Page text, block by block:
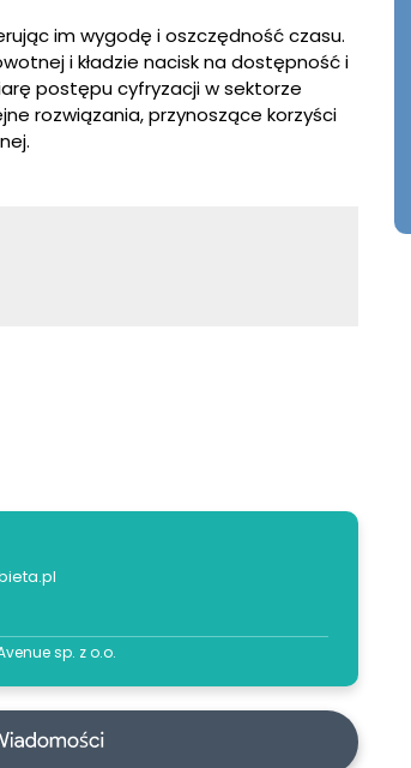
im wygodę i oszczędność czasu.
i kładzie nacisk na dostępność i
postępu cyfryzacji w sektorze
rozwiązania, przynoszące korzyści
sp. z o.o.